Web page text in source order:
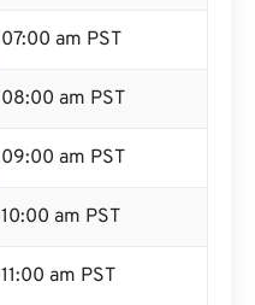
07:00 am PST
08:00 am PST
09:00 am PST
10:00 am PST
11:00 am PST